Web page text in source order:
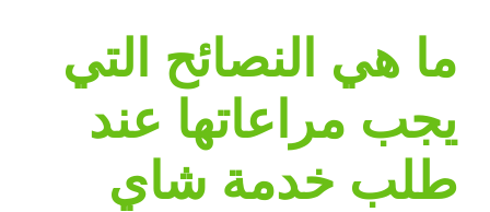
ما هي النصائح التي
يجب مراعاتها عند
طلب خدمة شاي